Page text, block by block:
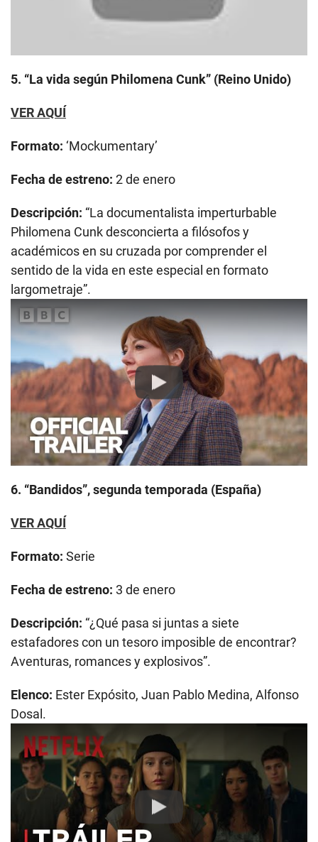
5. “La vida según Philomena Cunk” (Reino Unido)
VER AQUÍ
Formato: ‘Mockumentary’
Fecha de estreno: 2 de enero
Descripción: “La documentalista imperturbable
Philomena Cunk desconcierta a filósofos y
académicos en su cruzada por comprender el
sentido de la vida en este especial en formato
largometraje”.
Play
6. “Bandidos”, segunda temporada (España)
VER AQUÍ
Formato: Serie
Fecha de estreno: 3 de enero
Descripción: “¿Qué pasa si juntas a siete
estafadores con un tesoro imposible de encontrar?
Aventuras, romances y explosivos”.
Elenco: Ester Expósito, Juan Pablo Medina, Alfonso
Dosal.
Play